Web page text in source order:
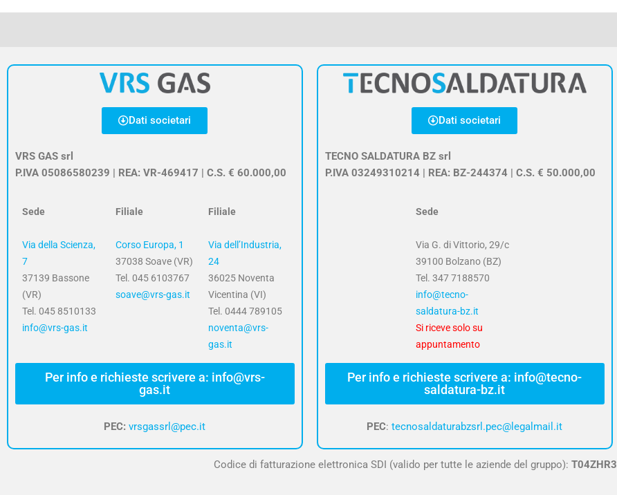
Dati societari
VRS GAS srl
P.IVA 05086580239 | REA: VR-469417 | C.S. € 60.000,00
Sede
Via della Scienza,
7
37139 Bassone
(VR)
Tel. 045 8510133
info@vrs-gas.it
Filiale
Corso Europa, 1
37038 Soave (VR)
Tel. 045 6103767
soave@vrs-gas.it
Filiale
Via dell’Industria,
24
36025 Noventa
Vicentina (VI)
Tel. 0444 789105
noventa@vrs-
gas.it
Per info e richieste scrivere a: info@vrs-
gas.it
PEC:vrsgassrl@pec.it
Dati societari
TECNO SALDATURA BZ srl
P.IVA 03249310214 | REA: BZ-244374 | C.S. € 50.000,00
Sede
Via G. di Vittorio, 29/c
39100 Bolzano (BZ)
Tel.347 7188570
info@tecno-
saldatura-bz.it
Si riceve solo su
appuntamento
Per info e richieste scrivere a: info@tecno-
saldatura-bz.it
PEC:tecnosaldaturabzsrl.pec@legalmail.it
Codice di fatturazione elettronica SDI (valido per tutte le aziende del gruppo): T04ZHR3